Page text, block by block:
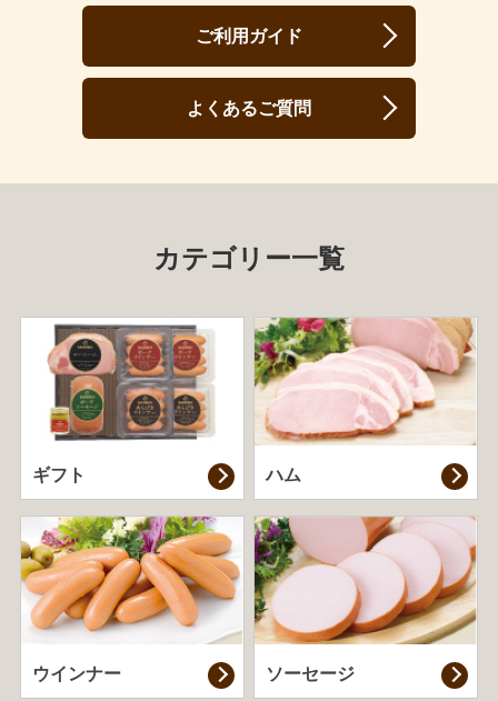
ご利用ガイド
よくあるご質問
カテゴリー一覧
ギフト ハム
ウインナー ソーセージ